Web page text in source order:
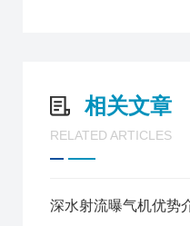
相关文章
RELATED ARTICLES
深水射流曝气机优势